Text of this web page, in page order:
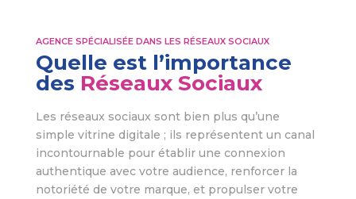
AGENCE SPÉCIALISÉE DANS LES RÉSEAUX SOCIAUX
Quelle est l’importance
des Réseaux Sociaux
Les réseaux sociaux sont bien plus qu’une
simple vitrine digitale ; ils représentent un canal
incontournable pour établir une connexion
authentique avec votre audience, renforcer la
notoriété de votre marque, et propulser votre